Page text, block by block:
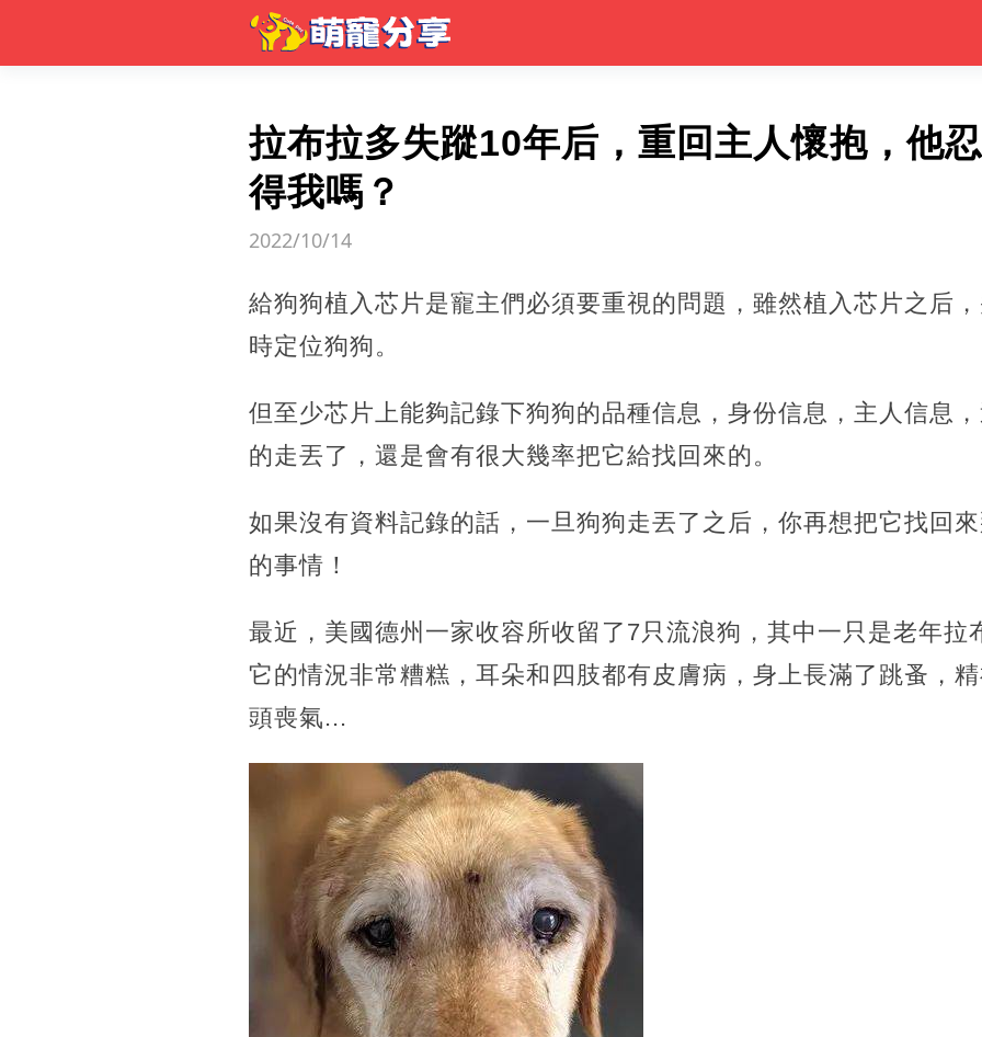
拉布拉多失蹤10年后，重回主人懷抱，他
得我嗎？
2022/10/14
給狗狗植入芯片是寵主們必須要重視的問題，雖然植入芯片之后
時定位狗狗。
但至少芯片上能夠記錄下狗狗的品種信息，身份信息，主人信息
的走丟了，還是會有很大幾率把它給找回來的。
如果沒有資料記錄的話，一旦狗狗走丟了之后，你再想把它找回
的事情！
最近，美國德州一家收容所收留了7只流浪狗，其中一只是老年拉
它的情況非常糟糕，耳朵和四肢都有皮膚病，身上長滿了跳蚤，
頭喪氣...